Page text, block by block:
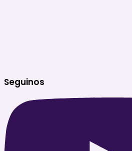
Seguinos